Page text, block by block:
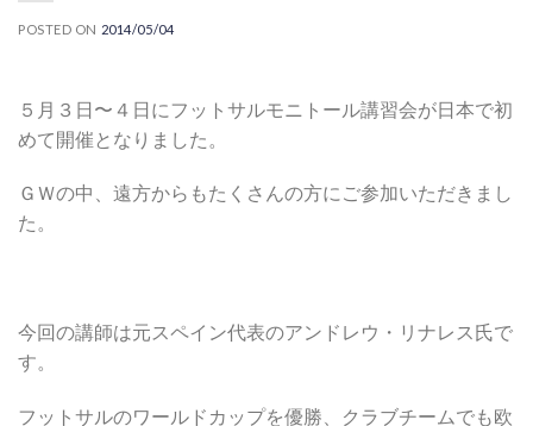
POSTED ON 2014/05/04
５月３日〜４日にフットサルモニトール講習会が日本で初
めて開催となりました。
ＧＷの中、遠方からもたくさんの方にご参加いただきまし
た。
今回の講師は元スペイン代表のアンドレウ・リナレス氏で
す。
フットサルのワールドカップを優勝、クラブチームでも欧